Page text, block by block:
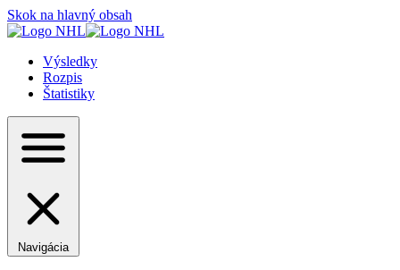
Skok na hlavný obsah
Výsledky
Rozpis
Štatistiky
Navigácia